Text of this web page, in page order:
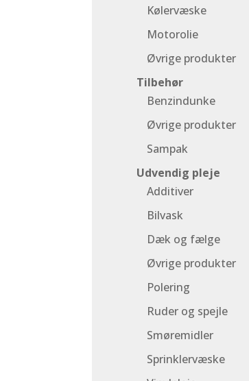
Kølervæske
Motorolie
Øvrige produkter
Tilbehør
Benzindunke
Øvrige produkter
Sampak
Udvendig pleje
Additiver
Bilvask
Dæk og fælge
Øvrige produkter
Polering
Ruder og spejle
Smøremidler
Sprinklervæske